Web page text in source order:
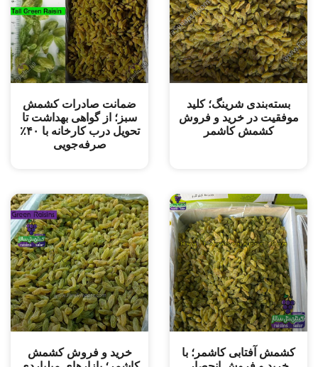
بسته‌بندی شرینگ؛ کلید
موفقیت در خرید و فروش
کشمش کاشمر
ضمانت صادرات کشمش
سبز؛ از گواهی بهداشت تا
تحویل درب کارخانه با ۴۰٪
صرفه‌جویی
کشمش آفتابی کاشمر؛ با
خرید و ‌فروش کشمش